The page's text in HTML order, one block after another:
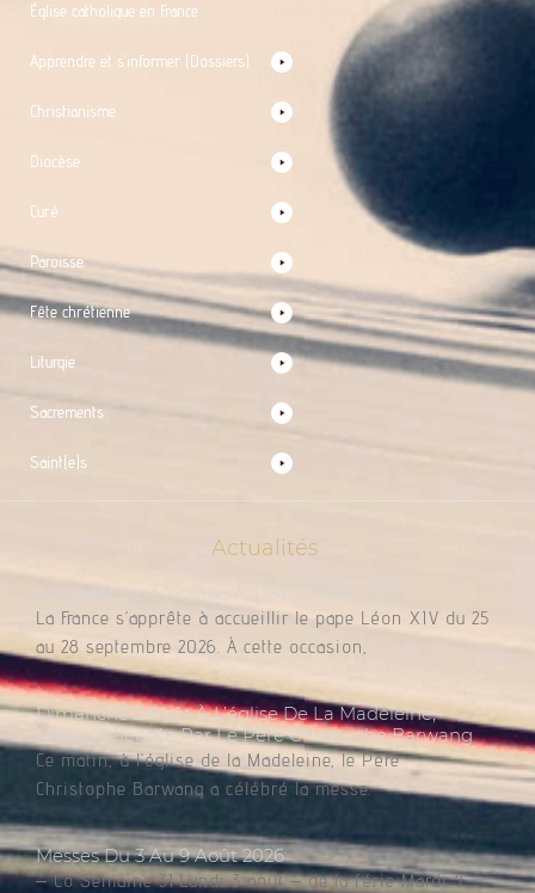
Église catholique en France
Apprendre et s’informer (Dossiers)
Christianisme
Diocèse
Curé
Paroisse
Fête chrétienne
Liturgie
Sacrements
Saint(e)s
Actualités
Adressez Un Message Au Pape Léon XIV
La France s’apprête à accueillir le pape Léon XIV du 25
au 28 septembre 2026. À cette occasion,
Dimanche 2 Août À L’église De La Madeleine,
Messe Célébrée Par Le Père Christophe Barwang
Ce matin, à l’église de la Madeleine, le Père
Christophe Barwang a célébré la messe.
Messes Du 3 Au 9 Août 2026
– Co Semaine 31 Lundi 3 août – de la férie Mardi 4